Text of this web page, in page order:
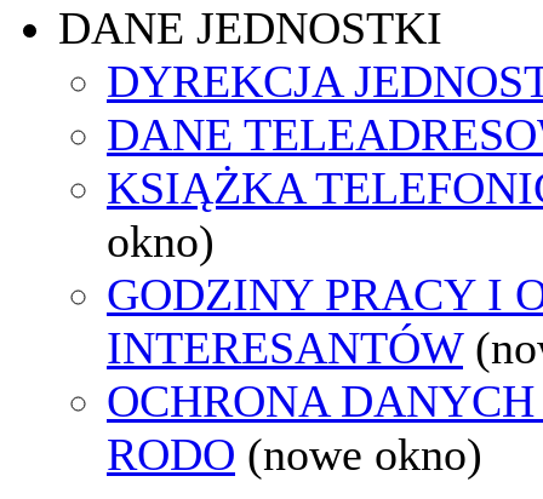
DANE JEDNOSTKI
DYREKCJA
DANE
KSIĄŻKA
okno)
GODZINY PRACY I
INTERESANTÓW
OCHRONA
RODO (nowe okno)